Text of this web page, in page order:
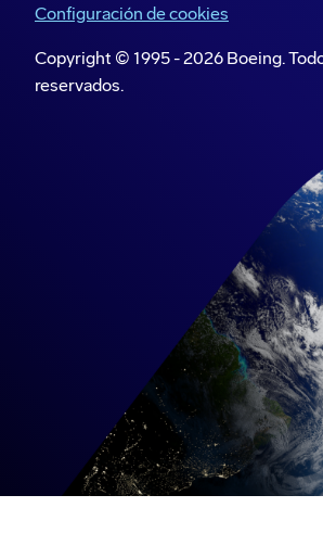
Configuración de cookies
Copyright © 1995 -2026 Boeing.
reservados.